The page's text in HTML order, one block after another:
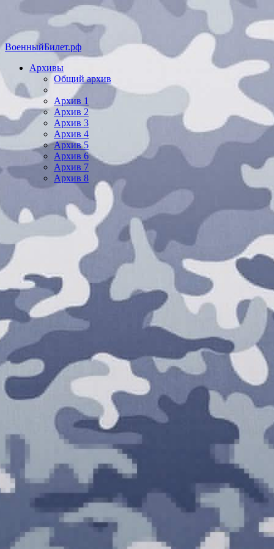
ВоенныйБилет.рф
Архивы
Общий архив
Архив 1
Архив 2
Архив 3
Архив 4
Архив 5
Архив 6
Архив 7
Архив 8